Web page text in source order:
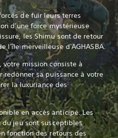
de fuir leurs terres
d'une force mystérieuse
les Shimu sont de retour
l'île merveilleuse d'AGHASBA.
votre mission consiste à
redonner sa puissance à votre
la luxuriance des
en accès anticipé. Les
jeu sont susceptibles
fonction des retours des